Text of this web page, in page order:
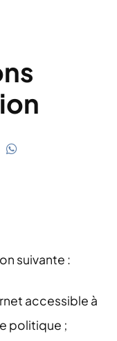
suivante :
accessible à
politique ;